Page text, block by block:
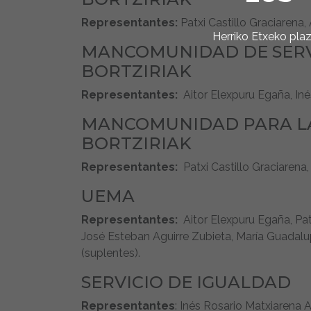
Herriko Etxeko
Representantes: Patxi Castillo
MANCOMUNIDAD DE
BORTZIRIAK
Representantes: Aitor Elexpuru Egaña,
MANCOMUNIDAD PARA
BORTZIRIAK
Representantes: Patxi Castillo
UEMA
Representantes: Aitor Elexpuru Egaña,
José Esteban Aguirre Zubieta, María
(suplentes).
SERVICIO DE IGUALDAD
Representantes: Inés Rosario Matxiarena